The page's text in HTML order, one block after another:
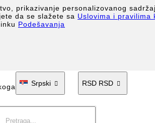
prikazivanje personalizovanog
da se slažete sa Uslovima i pravilima
Podešavanja
Srpski  RSD RSD 